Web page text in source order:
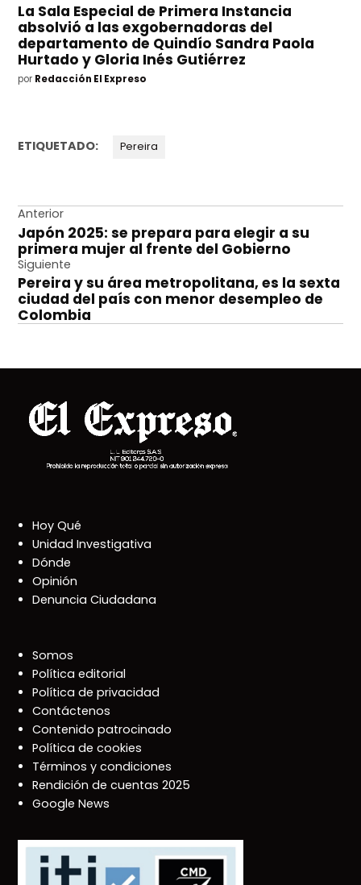
La Sala Especial de Primera Instancia
absolvió a las exgobernadoras del
departamento de Quindío Sandra Paola
Hurtado y Gloria Inés Gutiérrez
por Redacción El Expreso
ETIQUETADO: Pereira
Navegación
de
entradas
Anterior
Japón 2025: se prepara para elegir a su
primera mujer al frente del Gobierno
Siguiente
Pereira y su área metropolitana, es la sexta
ciudad del país con menor desempleo de
Colombia
Hoy Qué
Unidad Investigativa
Dónde
Opinión
Denuncia Ciudadana
Somos
Política editorial
Política de privacidad
Contáctenos
Contenido patrocinado
Política de cookies
Términos y condiciones
Rendición de cuentas 2025
Google News